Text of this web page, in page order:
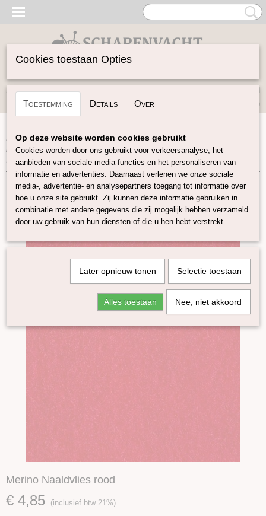
Inloggen Registreren
(0)
Home>Vilten>Naaldvlies>Naaldvlies van de rol diverse
kleuren>Naaldvlies 19.5 micron in 21 kleuren> Merino
Naaldvlies rood
Merino Naaldvlies rood
€ 4,85 (inclusief btw 21%)
Cookies toestaan Opties
Toestemming Details Over
Op deze website worden cookies gebruikt
Cookies worden door ons gebruikt voor verkeersanalyse, het
aanbieden van sociale media-functies en het personaliseren van
informatie en advertenties. Daarnaast verlenen we onze sociale
media-, advertentie- en analysepartners toegang tot informatie over
hoe u onze site gebruikt. Zij kunnen deze informatie gebruiken in
combinatie met andere gegevens die zij mogelijk hebben verzameld
door uw gebruik van hun diensten of die u hen hebt verstrekt.
Later opnieuw tonen Selectie toestaan
Alles toestaan Nee, niet akkoord